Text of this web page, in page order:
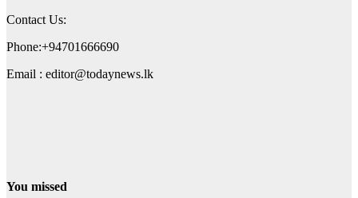
Contact Us:
Phone:+94701666690
Email : editor@todaynews.lk
You missed